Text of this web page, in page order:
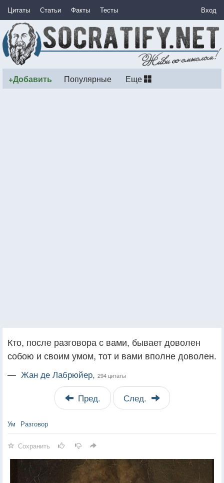
Цитаты Статьи Факты Тесты Вход
+Добавить Популярные Еще
Кто, после разговора с вами, бывает доволен
собою и своим умом, тот и вами вполне доволен.
— Жан де Лабрюйер, 294 цитаты
Пред. След.
Ум Разговор
Сохранить